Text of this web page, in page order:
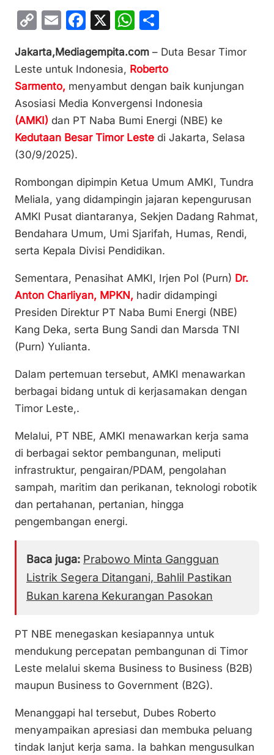
C
p
y
Li
n
k
E
ai
l
F
c
e
b
o
o
X
W
at
s
A
p
p
ar
e
Jakarta,Mediagempita.com – Duta Besar Timor
Leste untuk Indonesia, Roberto
Sarmento, menyambut dengan baik kunjungan
Asosiasi Media Konvergensi Indonesia
(AMKI) dan PT Naba Bumi Energi (NBE) ke
Kedutaan Besar Timor Leste di Jakarta, Selasa
(30/9/2025).
Rombongan dipimpin Ketua Umum AMKI, Tundra
Meliala, yang didampingin jajaran kepengurusan
AMKI Pusat diantaranya, Sekjen Dadang Rahmat,
Bendahara Umum, Umi Sjarifah, Humas, Rendi,
serta Kepala Divisi Pendidikan.
Sementara, Penasihat AMKI, Irjen Pol (Purn) Dr.
Anton Charliyan, MPKN, hadir didampingi
Presiden Direktur PT Naba Bumi Energi (NBE)
Kang Deka, serta Bung Sandi dan Marsda TNI
(Purn) Yulianta.
Dalam pertemuan tersebut, AMKI menawarkan
berbagai bidang untuk di kerjasamakan dengan
Timor Leste,.
Melalui, PT NBE, AMKI menawarkan kerja sama
di berbagai sektor pembangunan, meliputi
infrastruktur, pengairan/PDAM, pengolahan
sampah, maritim dan perikanan, teknologi robotik
dan pertahanan, pertanian, hingga
pengembangan energi.
Baca juga: Prabowo Minta Gangguan
Listrik Segera Ditangani, Bahlil Pastikan
Bukan karena Kekurangan Pasokan
PT NBE menegaskan kesiapannya untuk
mendukung percepatan pembangunan di Timor
Leste melalui skema Business to Business (B2B)
maupun Business to Government (B2G).
Menanggapi hal tersebut, Dubes Roberto
menyampaikan apresiasi dan membuka peluang
tindak lanjut kerja sama. Ia bahkan mengusulkan